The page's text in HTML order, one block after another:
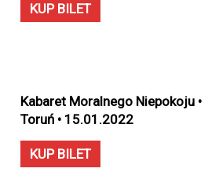
KUP BILET
Kabaret Moralnego Niepokoju •
Toruń • 15.01.2022
KUP BILET